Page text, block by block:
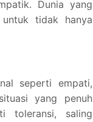
Dunia yang
untuk tidak hanya
seperti empati,
yang penuh
toleransi, saling